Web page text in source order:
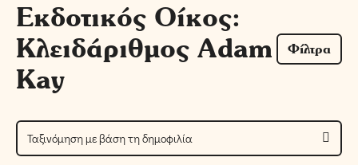
Εκδοτικός Οίκος:
Κλειδάριθμος Adam
Kay
Φίλτρα